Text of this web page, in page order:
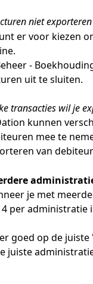
niet exporteren
er voor kiezen
-
uit te sluiten.
transacties wil je
kunnen
mee te
van
je met
per administratie
goed op de
juiste